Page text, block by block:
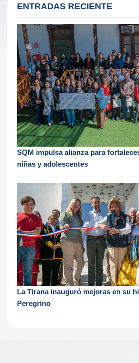
ENTRADAS RECIENTE
SQM impulsa alianza para
niñas y adolescentes
La Tirana inauguró mejoras en su
Peregrino